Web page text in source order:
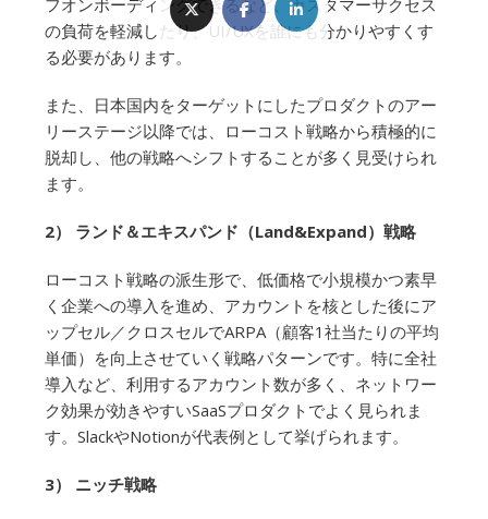
の負荷を軽減したり、UI/UXを誰にも分かりやすくす
る必要があります。
また、日本国内をターゲットにしたプロダクトのアー
リーステージ以降では、ローコスト戦略から積極的に
脱却し、他の戦略へシフトすることが多く見受けられ
ます。
2） ランド＆エキスパンド（Land&Expand）戦略
ローコスト戦略の派生形で、低価格で小規模かつ素早
く企業への導入を進め、アカウントを核とした後にア
ップセル／クロスセルでARPA（顧客1社当たりの平均
単価）を向上させていく戦略パターンです。特に全社
導入など、利用するアカウント数が多く、ネットワー
ク効果が効きやすいSaaSプロダクトでよく見られま
す。SlackやNotionが代表例として挙げられます。
3） ニッチ戦略